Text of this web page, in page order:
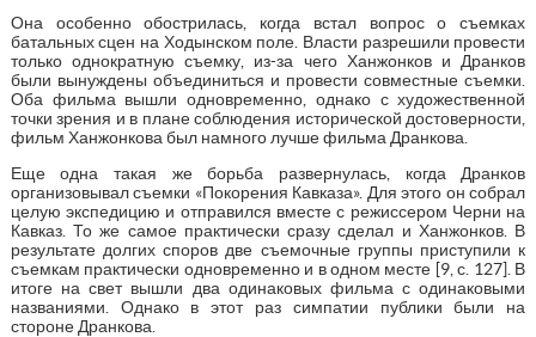
Она особенно обострилась, когда встал вопрос о съемках
батальных сцен на Ходынском поле. Власти разрешили провести
только однократную съемку, из-за чего Ханжонков и Дранков
были вынуждены объединиться и провести совместные съемки.
Оба фильма вышли одновременно, однако с художественной
точки зрения и в плане соблюдения исторической достоверности,
фильм Ханжонкова был намного лучше фильма Дранкова.
Еще одна такая же борьба развернулась, когда Дранков
организовывал съемки «Покорения Кавказа». Для этого он собрал
целую экспедицию и отправился вместе с режиссером Черни на
Кавказ. То же самое практически сразу сделал и Ханжонков. В
результате долгих споров две съемочные группы приступили к
съемкам практически одновременно и в одном месте [9, с. 127]. В
итоге на свет вышли два одинаковых фильма с одинаковыми
названиями. Однако в этот раз симпатии публики были на
стороне Дранкова.